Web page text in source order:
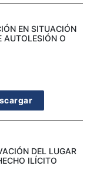
EN SITUACIÓN
AUTOLESIÓN O
DEL LUGAR
ILÍCITO